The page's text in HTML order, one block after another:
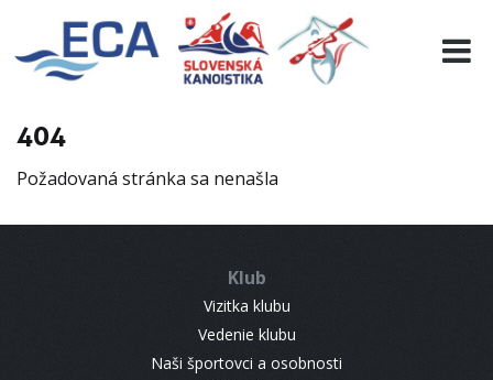
404
Požadovaná stránka sa nenašla
Klub
Vizitka klubu
Vedenie klubu
Naši športovci a osobnosti
EURO 19
INFO
RESULTS
CONTACT